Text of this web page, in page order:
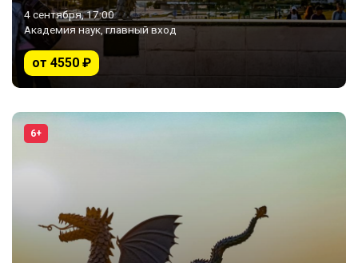
4 сентября, 17:00
Академия наук, главный вход
от 4550 ₽
6+